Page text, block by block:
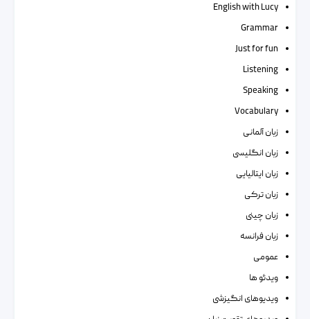
English with Lucy
Grammar
Just for fun
Listening
Speaking
Vocabulary
زبان آلمانی
زبان انگلیسی
زبان ایتالیایی
زبان ترکی
زبان چینی
زبان فرانسه
عمومی
ویدئو ها
ویدیوهای انگیزشی